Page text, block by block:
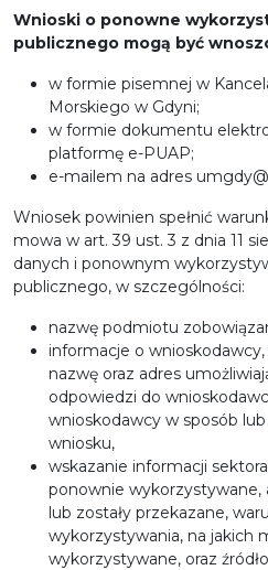
Wnioski o ponowne
publicznego mogą być
w formie pisemnej w
Morskiego w Gdyni;
w formie dokumentu
platformę e-PUAP;
e-mailem na adres
Wniosek powinien spełnić
mowa w art. 39 ust. 3 z dnia 11
danych i ponownym
publicznego, w szczególności:
nazwę podmiotu
informacje o
nazwę oraz adres
odpowiedzi do
wnioskodawcy w sposób
wniosku,
wskazanie informacji
ponownie wykorzystywane,
lub zostały przekazane,
wykorzystywania, na jakich
wykorzystywane, oraz